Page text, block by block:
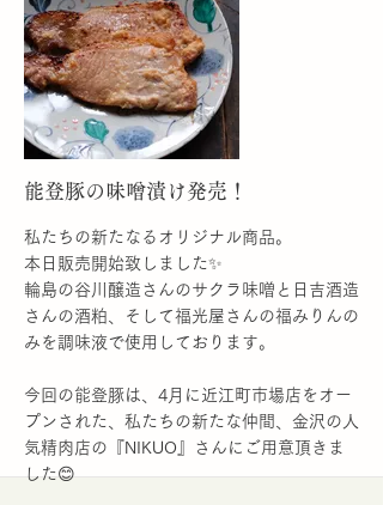
来るようになったからではないかと察してお
ります。
近江町市場も、ありがたい事に沢山のお客様
が戻って来られ、私たちの出荷作業をするに
も、お忙しい商店さんの負担にさせてしまっ
ているような状態もありました。
More
能登豚の味噌漬け発売！
私たちの新たなるオリジナル商品。
本日販売開始致しました✨
輪島の谷川醸造さんのサクラ味噌と日吉酒造
さんの酒粕、そして福光屋さんの福みりんの
みを調味液で使用しております。
今回の能登豚は、4月に近江町市場店をオー
プンされた、私たちの新たな仲間、金沢の人
気精肉店の『NIKUO』さんにご用意頂きま
した😊